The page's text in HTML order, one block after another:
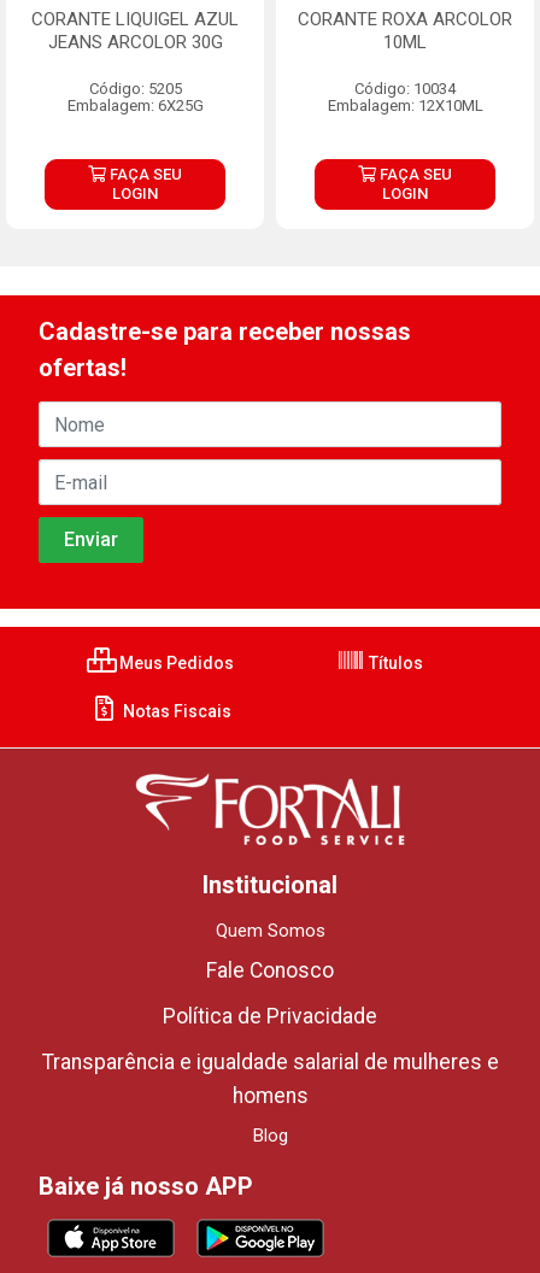
CORANTE LIQUIGEL AZUL
JEANS ARCOLOR 30G
Código: 5205
Embalagem: 6X25G
FAÇA SEU
LOGIN
CORANTE ROXA ARCOLOR
10ML
Código: 10034
Embalagem: 12X10ML
FAÇA SEU
LOGIN
Cadastre-se para receber nossas
ofertas!
Meus Pedidos Títulos
Notas Fiscais
Institucional
Quem Somos
Fale Conosco
Política de Privacidade
Transparência e igualdade salarial de mulheres e
homens
Blog
Baixe já nosso APP